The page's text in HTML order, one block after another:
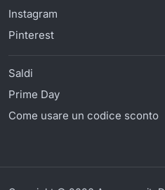
Instagram
Pinterest
Saldi
Prime Day
Come usare un codice sconto